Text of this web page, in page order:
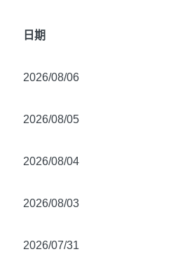
日期
2026/08/06
2026/08/05
2026/08/04
2026/08/03
2026/07/31